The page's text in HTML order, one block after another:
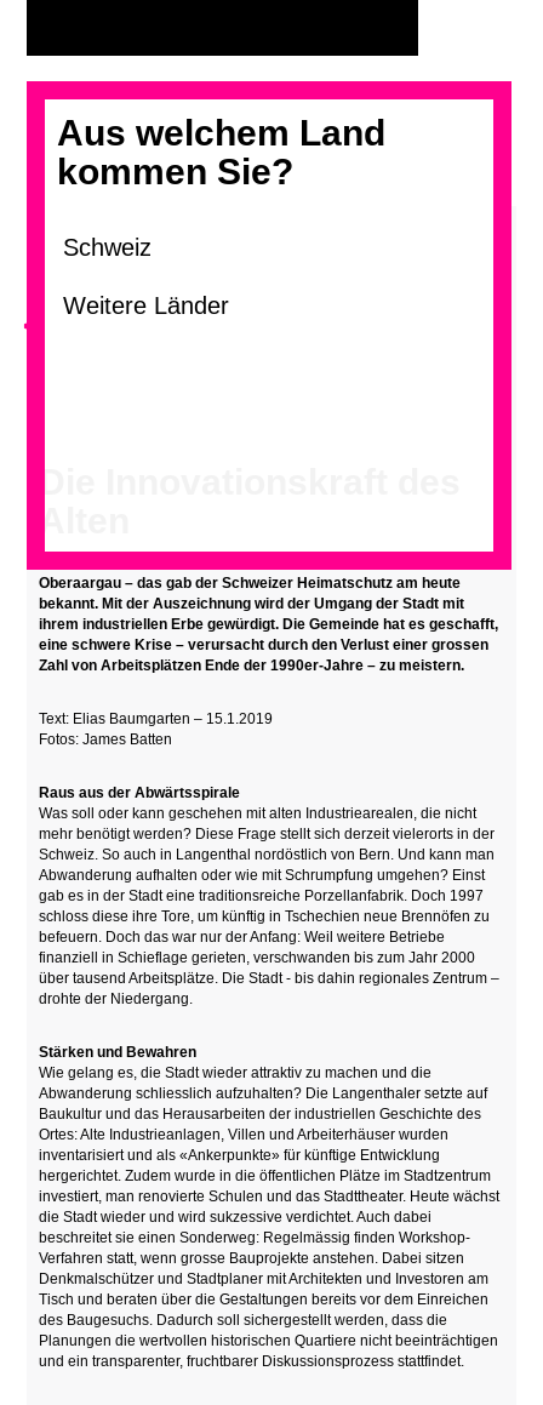
Aus welchem Land
kommen Sie?
<
Oberaargau – das gab der Schweizer Heimatschutz am heute
bekannt. Mit der Auszeichnung wird der Umgang der Stadt mit
ihrem industriellen Erbe gewürdigt. Die Gemeinde hat es geschafft,
eine schwere Krise – verursacht durch den Verlust einer grossen
Zahl von Arbeitsplätzen Ende der 1990er-Jahre – zu meistern.
Text: Elias Baumgarten – 15.1.2019
Fotos: James Batten
Raus aus der Abwärtsspirale
Was soll oder kann geschehen mit alten Industriearealen, die nicht
mehr benötigt werden? Diese Frage stellt sich derzeit vielerorts in der
Schweiz. So auch in Langenthal nordöstlich von Bern. Und kann man
Abwanderung aufhalten oder wie mit Schrumpfung umgehen? Einst
gab es in der Stadt eine traditionsreiche Porzellanfabrik. Doch 1997
schloss diese ihre Tore, um künftig in Tschechien neue Brennöfen zu
befeuern. Doch das war nur der Anfang: Weil weitere Betriebe
finanziell in Schieflage gerieten, verschwanden bis zum Jahr 2000
über tausend Arbeitsplätze. Die Stadt - bis dahin regionales Zentrum –
drohte der Niedergang.
Stärken und Bewahren
Wie gelang es, die Stadt wieder attraktiv zu machen und die
Abwanderung schliesslich aufzuhalten? Die Langenthaler setzte auf
Baukultur und das Herausarbeiten der industriellen Geschichte des
Ortes: Alte Industrieanlagen, Villen und Arbeiterhäuser wurden
inventarisiert und als «Ankerpunkte» für künftige Entwicklung
hergerichtet. Zudem wurde in die öffentlichen Plätze im Stadtzentrum
investiert, man renovierte Schulen und das Stadttheater. Heute wächst
die Stadt wieder und wird sukzessive verdichtet. Auch dabei
beschreitet sie einen Sonderweg: Regelmässig finden Workshop-
Verfahren statt, wenn grosse Bauprojekte anstehen. Dabei sitzen
Denkmalschützer und Stadtplaner mit Architekten und Investoren am
Tisch und beraten über die Gestaltungen bereits vor dem Einreichen
des Baugesuchs. Dadurch soll sichergestellt werden, dass die
Planungen die wertvollen historischen Quartiere nicht beeinträchtigen
und ein transparenter, fruchtbarer Diskussionsprozess stattfindet.